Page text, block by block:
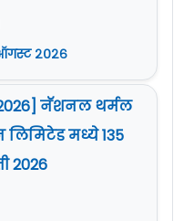
२०२६
2026] नॅशनल थर्मल
लिमिटेड मध्ये 135
2026